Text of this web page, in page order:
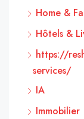
Home &
Hôtels &
https://
services/
IA
Immobilier